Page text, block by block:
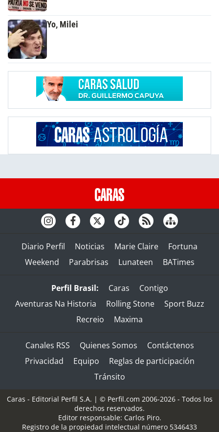
Yo, Milei
Diario Perfil Noticias Marie Claire
Fortuna
Weekend
Parabrisas Lunateen BATimes
Perfil Brasil: Caras
Contigo
Aventuras Na Historia
Rolling Stone
Sport Buzz
Recreio
Maxima
Canales RSS Quienes Somos
Contáctenos
Privacidad
Equipo
Reglas de participación
Tránsito
Caras - Editorial Perfil S.A. | © Perfil.com 2006-2026 - Todos los
derechos reservados.
Editor responsable: Carlos Piro.
Registro de la propiedad intelectual número 5346433